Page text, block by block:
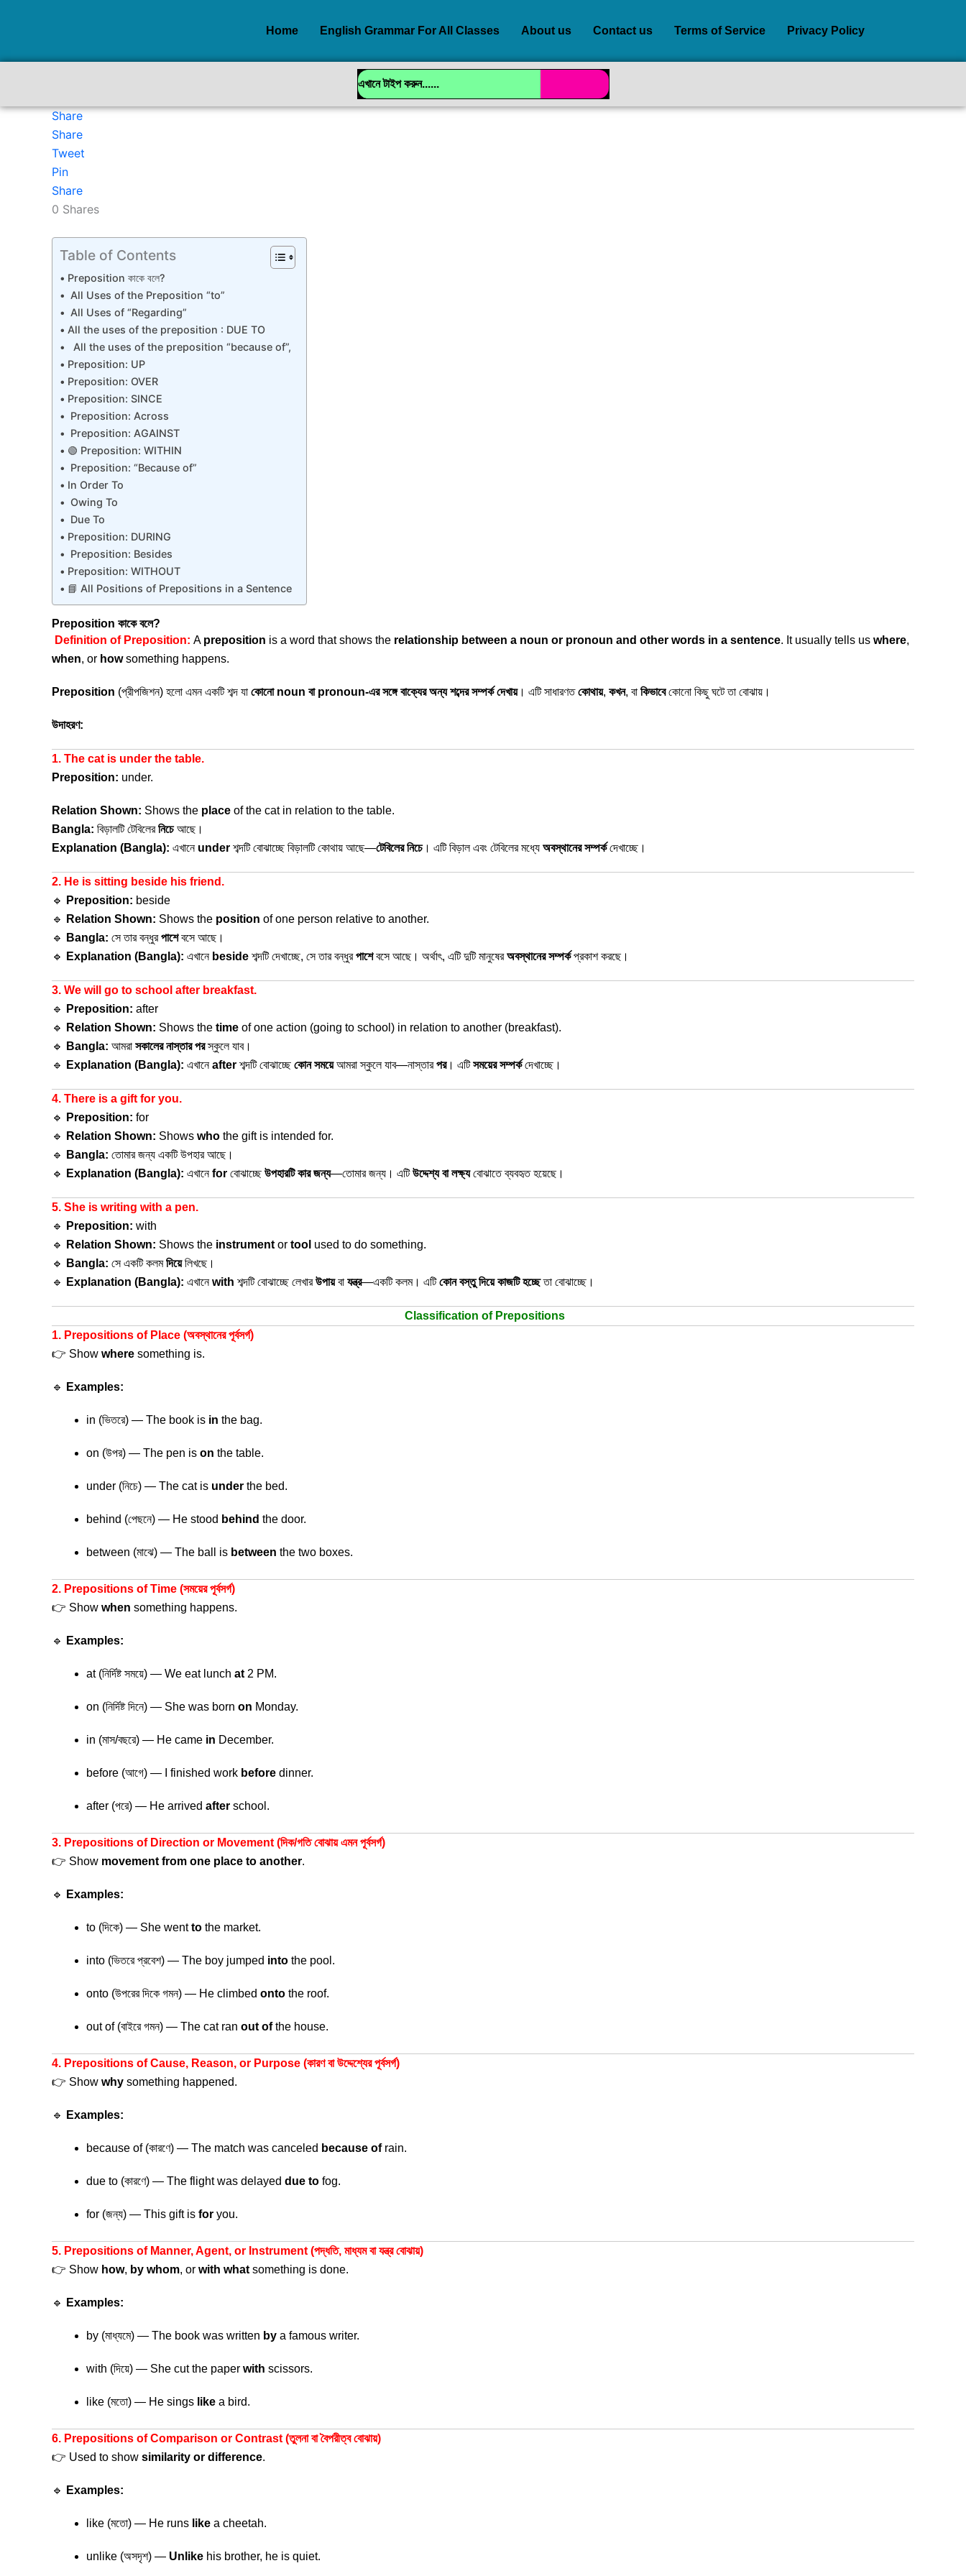
Home English Grammar For All Classes About us Contact us Terms of Service Privacy Policy
Share
Share
Tweet
Pin
Share
0 Shares
Table of Contents
Preposition কাকে বলে?
All Uses of the Preposition “to”
All Uses of “Regarding”
All the uses of the preposition : DUE TO
All the uses of the preposition “because of”,
Preposition: UP
Preposition: OVER
Preposition: SINCE
Preposition: Across
Preposition: AGAINST
🟢 Preposition: WITHIN
Preposition: “Because of”
In Order To
Owing To
Due To
Preposition: DURING
Preposition: Besides
Preposition: WITHOUT
📘 All Positions of Prepositions in a Sentence
Preposition কাকে বলে?
Definition of Preposition: A preposition is a word that shows the relationship between a noun or pronoun and other words in a sentence. It usually tells us where,
when, or howsomething happens.
Preposition (প্রীপজিশন) হলো এমন একটি শব্দ যা কোনো noun বা pronoun-এর সঙ্গে বাক্যের অন্য শব্দের সম্পর্ক দেখায়। এটি সাধারণতকোথায়, কখন, বা কিভাবেকোনো কিছু ঘটে তা বোঝায়।
উদাহরণ:
1. The cat is under the table.
Preposition: under.
Relation Shown: Shows the place of the cat in relation to the table.
Bangla: বিড়ালটি টেবিলেরনিচেআছে।
Explanation (Bangla): এখানে under শব্দটি বোঝাচ্ছে বিড়ালটি কোথায় আছে—টেবিলের নিচে। এটি বিড়াল এবং টেবিলের মধ্যে অবস্থানের সম্পর্কদেখাচ্ছে।
2. He is sitting beside his friend.
🔹
Preposition: beside
🔹
Relation Shown: Shows the position of one person relative to another.
🔹
Bangla: সে তার বন্ধুরপাশেবসে আছে।
🔹
Explanation (Bangla): এখানে beside শব্দটি দেখাচ্ছে, সে তার বন্ধুরপাশেবসে আছে। অর্থাৎ, এটি দুটি মানুষেরঅবস্থানের সম্পর্কপ্রকাশ করছে।
3. We will go to school after breakfast.
🔹
Preposition: after
🔹
Relation Shown: Shows the time of one action (going to school) in relation to another (breakfast).
🔹
Bangla: আমরা সকালের নাস্তার পরস্কুলে যাব।
🔹
Explanation (Bangla): এখানেafter শব্দটি বোঝাচ্ছে কোন সময়েআমরা স্কুলে যাব—নাস্তারপর। এটিসময়ের সম্পর্কদেখাচ্ছে।
4. There is a gift for you.
🔹
Preposition: for
🔹
Relation Shown: Shows who the gift is intended for.
🔹
Bangla: তোমার জন্য একটি উপহার আছে।
🔹
Explanation (Bangla): এখানেfor বোঝাচ্ছে উপহারটি কার জন্য—তোমার জন্য। এটিউদ্দেশ্য বা লক্ষ্যবোঝাতে ব্যবহৃত হয়েছে।
5. She is writing with a pen.
🔹
Preposition: with
🔹
Relation Shown: Shows the instrument or tool used to do something.
🔹
Bangla: সে একটি কলমদিয়েলিখছে।
🔹
Explanation (Bangla): এখানেwith শব্দটি বোঝাচ্ছে লেখারউপায়বা যন্ত্র—একটি কলম। এটিকোন বস্তু দিয়ে কাজটি হচ্ছেতা বোঝাচ্ছে।
Classification of Prepositions
1. Prepositions of Place (অবস্থানের পূর্বসর্গ)
👉 Show where something is.
🔹 Examples:
in (ভিতরে) — The book is in the bag.
on (উপর) — The pen is on the table.
under (নিচে) — The cat is under the bed.
behind (পেছনে) — He stood behind the door.
between (মাঝে) — The ball is between the two boxes.
2. Prepositions of Time (সময়ের পূর্বসর্গ)
👉 Show when something happens.
🔹 Examples:
at (নির্দিষ্ট সময়ে) — We eat lunch at 2 PM.
on (নির্দিষ্ট দিনে) — She was born on Monday.
in (মাস/বছরে) — He came in December.
before (আগে) — I finished work before dinner.
after (পরে) — He arrived after school.
3. Prepositions of Direction or Movement (দিক/গতি বোঝায় এমন পূর্বসর্গ)
👉 Show movement from one place to another.
🔹 Examples:
to (দিকে) — She wentto the market.
into (ভিতরে প্রবেশ) — The boy jumped into the pool.
onto (উপরের দিকে গমন) — He climbed onto the roof.
out of (বাইরে গমন) — The cat ran out ofthe house.
4. Prepositions of Cause, Reason, or Purpose (কারণ বা উদ্দেশ্যের পূর্বসর্গ)
👉 Show why something happened.
🔹 Examples:
because of (কারণে) — The match was canceled because ofrain.
due to (কারণে) — The flight was delayed due to fog.
for (জন্য) — This gift is for you.
5. Prepositions of Manner, Agent, or Instrument (পদ্ধতি, মাধ্যম বা যন্ত্র বোঝায়)
👉 Show how, by whom, or with what something is done.
🔹 Examples:
by (মাধ্যমে) — The book was written by a famous writer.
with (দিয়ে) — She cut the paper with scissors.
like (মতো) — He sings like a bird.
6. Prepositions of Comparison or Contrast (তুলনা বা বৈপরীত্ব বোঝায়)
👉 Used to show similarity or difference.
🔹 Examples:
like (মতো) — He runs like a cheetah.
unlike (অসদৃশ) — Unlike his brother, he is quiet.